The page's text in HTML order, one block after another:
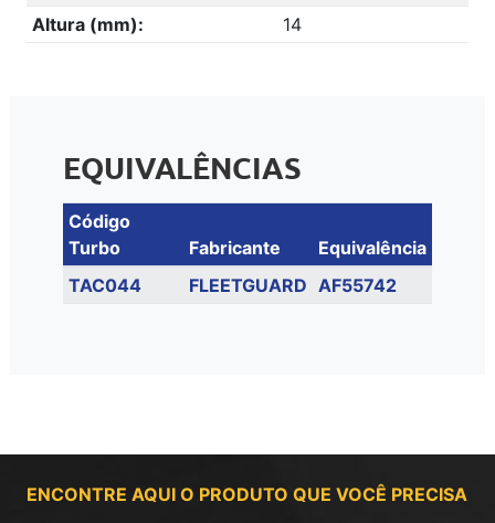
Altura (mm):
14
EQUIVALÊNCIAS
Código
Turbo
Fabricante
Equivalência
TAC044
FLEETGUARD AF55742
ENCONTRE AQUI O PRODUTO QUE VOCÊ PRECISA